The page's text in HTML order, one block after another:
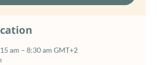
am – 8:30 am GMT+2